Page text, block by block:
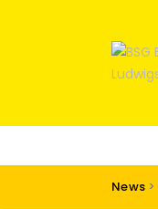
News >